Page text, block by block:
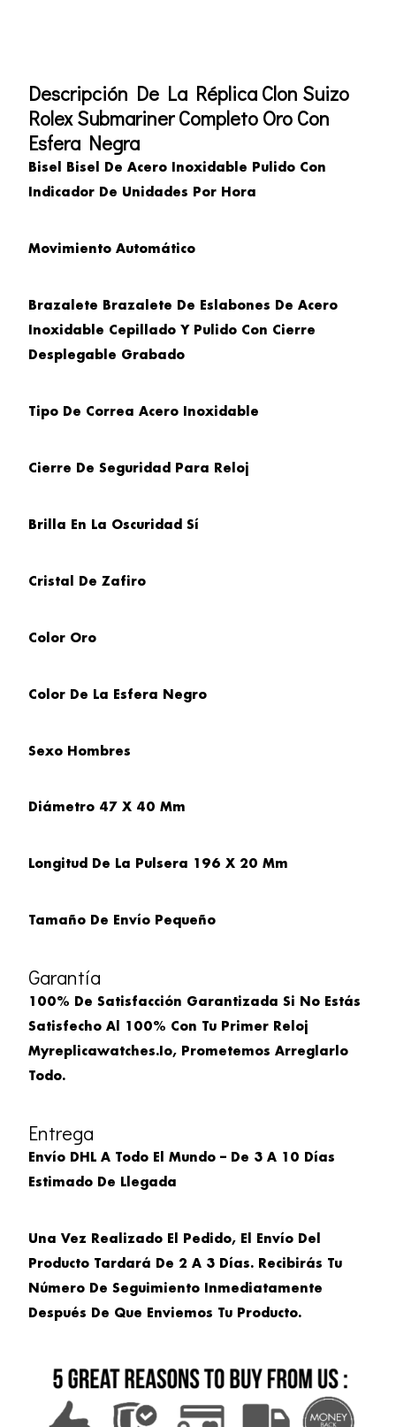
Descripción De La Réplica Clon Suizo
Rolex Submariner Completo Oro Con
Esfera Negra
Bisel Bisel De Acero Inoxidable Pulido Con
Indicador De Unidades Por Hora
Movimiento Automático
Brazalete Brazalete De Eslabones De Acero
Inoxidable Cepillado Y Pulido Con Cierre
Desplegable Grabado
Tipo De Correa Acero Inoxidable
Cierre De Seguridad Para Reloj
Brilla En La Oscuridad Sí
Cristal De Zafiro
Color Oro
Color De La Esfera Negro
Sexo Hombres
Diámetro 47 X 40 Mm
Longitud De La Pulsera 196 X 20 Mm
Tamaño De Envío Pequeño
Garantía
100% De Satisfacción Garantizada Si No Estás
Satisfecho Al 100% Con Tu Primer Reloj
Myreplicawatches.io, Prometemos Arreglarlo
Todo.
Entrega
Envío DHL A Todo El Mundo – De 3 A 10 Días
Estimado De Llegada
Una Vez Realizado El Pedido, El Envío Del
Producto Tardará De 2 A 3 Días. Recibirás Tu
Número De Seguimiento Inmediatamente
Después De Que Enviemos Tu Producto.